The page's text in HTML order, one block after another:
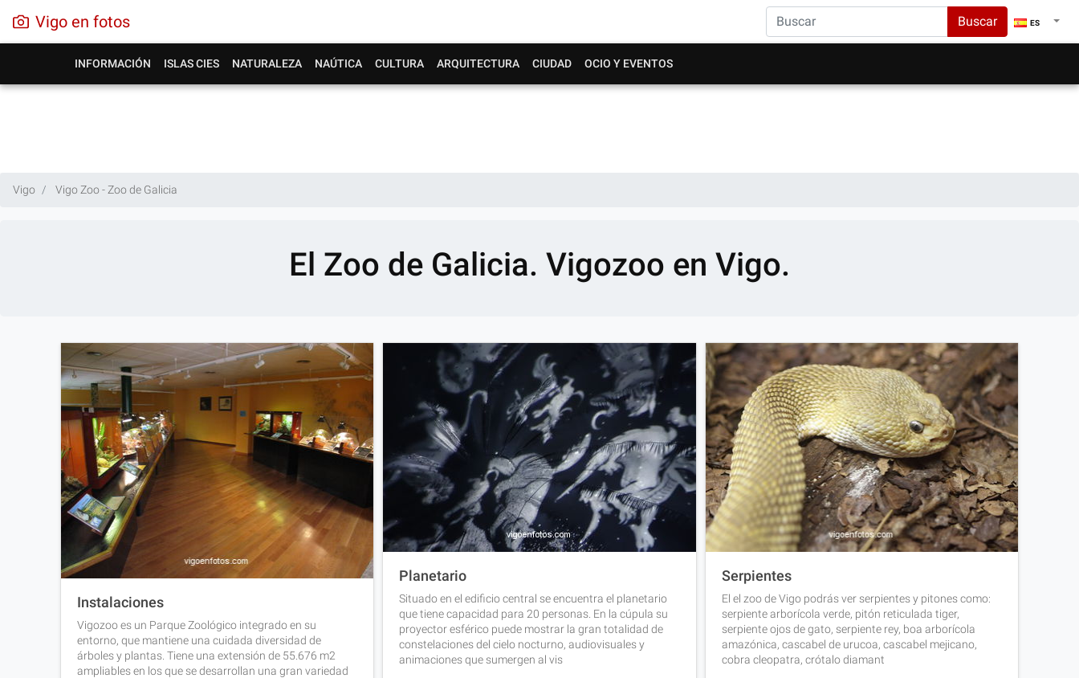
Vigo en fotos Buscar ES
INFORMACIÓN ISLAS CIES NATURALEZA NAÚTICA CULTURA ARQUITECTURA CIUDAD OCIO Y EVENTOS
Vigo Vigo Zoo - Zoo de Galicia
El Zoo de Galicia. Vigozoo en Vigo.
Instalaciones
Vigozoo es un Parque Zoológico integrado en su
entorno, que mantiene una cuidada diversidad de
árboles y plantas. Tiene una extensión de 55.676 m2
ampliables en los que se desarrollan una gran variedad
Planetario
Situado en el edificio central se encuentra el planetario
que tiene capacidad para 20 personas. En la cúpula su
proyector esférico puede mostrar la gran totalidad de
constelaciones del cielo nocturno, audiovisuales y
animaciones que sumergen al vis
Serpientes
El el zoo de Vigo podrás ver serpientes y pitones como:
serpiente arborícola verde, pitón reticulada tiger,
serpiente ojos de gato, serpiente rey, boa arborícola
amazónica, cascabel de urucoa, cascabel mejicano,
cobra cleopatra, crótalo diamant